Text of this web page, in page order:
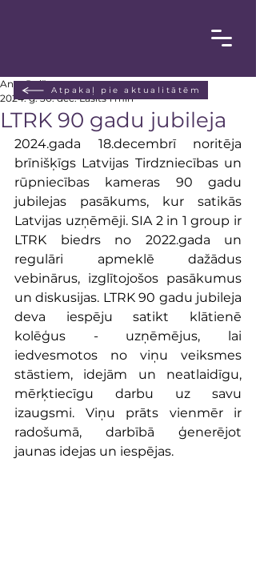
LTRK 90 gadu jubileja
Anta Poiša
2024. g. 30. dec. Lasīts 1 min
2024.gada 18.decembrī noritēja
brīnišķīgs Latvijas Tirdzniecības un
rūpniecības kameras 90 gadu
jubilejas pasākums, kur satikās
Latvijas uzņēmēji. SIA 2 in 1 group ir
LTRK biedrs no 2022.gada un
regulāri apmeklē dažādus
vebinārus, izglītojošos pasākumus
un diskusijas. LTRK 90 gadu jubileja
deva iespēju satikt klātienē
kolēģus - uzņēmējus, lai
iedvesmotos no viņu veiksmes
stāstiem, idejām un neatlaidīgu,
mērķtiecīgu darbu uz savu
izaugsmi. Viņu prāts vienmēr ir
radošumā, darbībā ģenerējot
jaunas idejas un iespējas.
Atpakaļ pie aktualitātēm